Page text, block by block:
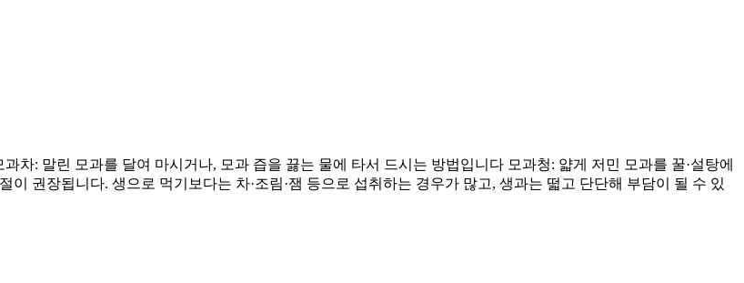
차: 말린 모과를 달여 마시거나, 모과 즙을 끓는 물에 타서 드시는 방법입니다 모과청: 얇게 저민 모과를 꿀·설탕에
권장됩니다. 생으로 먹기보다는 차·조림·잼 등으로 섭취하는 경우가 많고, 생과는 떫고 단단해 부담이 될 수 있